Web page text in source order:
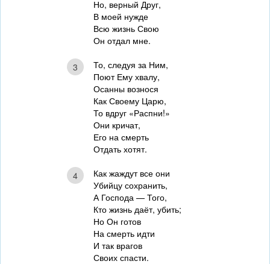
Но, верный Друг,
В моей нужде
Всю жизнь Свою
Он отдал мне.
3
То, следуя за Ним,
Поют Ему хвалу,
Осанны вознося
Как Своему Царю,
То вдруг «Распни!»
Они кричат,
Его на смерть
Отдать хотят.
4
Как жаждут все они
Убийцу сохранить,
А Господа — Того,
Кто жизнь даёт, убить;
Но Он готов
На смерть идти
И так врагов
Своих спасти.